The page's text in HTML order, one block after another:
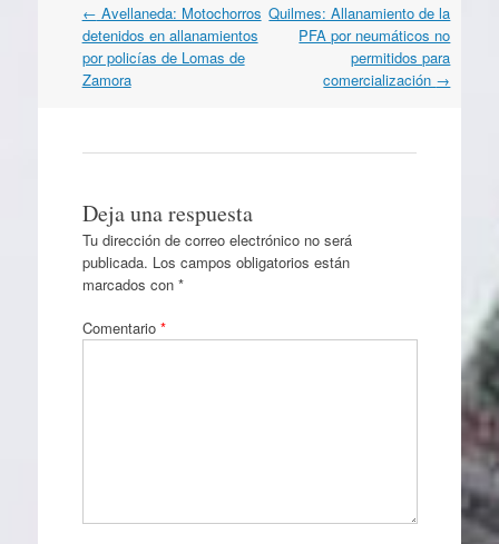
Navegación
por
artículos
← Avellaneda: Motochorros
detenidos en allanamientos
por policías de Lomas de
Zamora
Quilmes: Allanamiento de la
PFA por neumáticos no
permitidos para
comercialización →
Deja una respuesta
Tu dirección de correo electrónico no será
publicada. Los campos obligatorios están
marcados con *
Comentario *